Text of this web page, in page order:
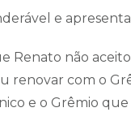
e
Renato não
renovar com o
e o Grêmio